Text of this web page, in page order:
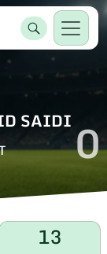
SAIDI0
13